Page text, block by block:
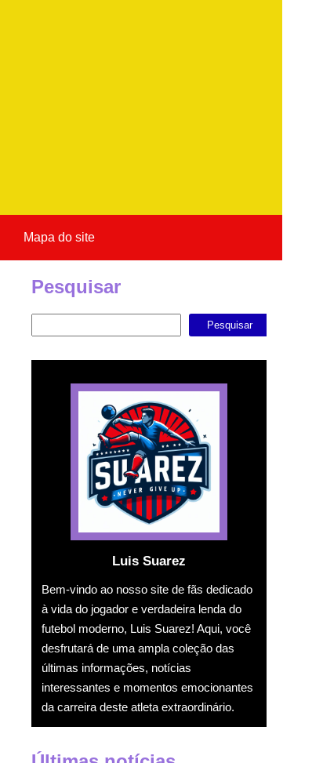
Mapa do site
Pesquisar
Pesquisar
Luis Suarez
Bem-vindo ao nosso site de fãs dedicado
à vida do jogador e verdadeira lenda do
futebol moderno, Luis Suarez! Aqui, você
desfrutará de uma ampla coleção das
últimas informações, notícias
interessantes e momentos emocionantes
da carreira deste atleta extraordinário.